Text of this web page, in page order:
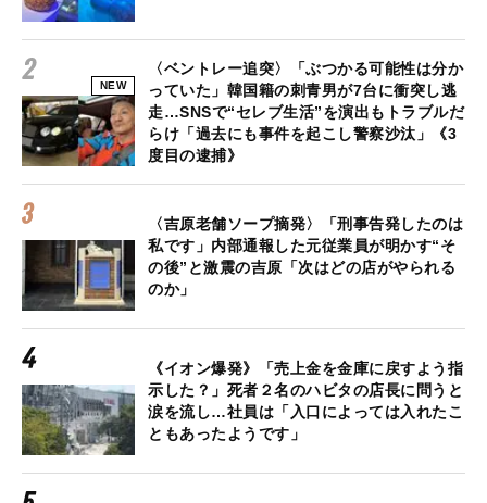
NEW
〈ベントレー追突〉「ぶつかる可能性は分か
っていた」韓国籍の刺青男が7台に衝突し逃
走…SNSで“セレブ生活”を演出もトラブルだ
らけ「過去にも事件を起こし警察沙汰」《3
度目の逮捕》
〈吉原老舗ソープ摘発〉「刑事告発したのは
私です」内部通報した元従業員が明かす“そ
の後”と激震の吉原「次はどの店がやられる
のか」
《イオン爆発》「売上金を金庫に戻すよう指
示した？」死者２名のハビタの店長に問うと
涙を流し…社員は「入口によっては入れたこ
ともあったようです」